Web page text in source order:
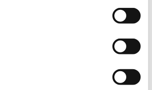
in classe Energetica A++++